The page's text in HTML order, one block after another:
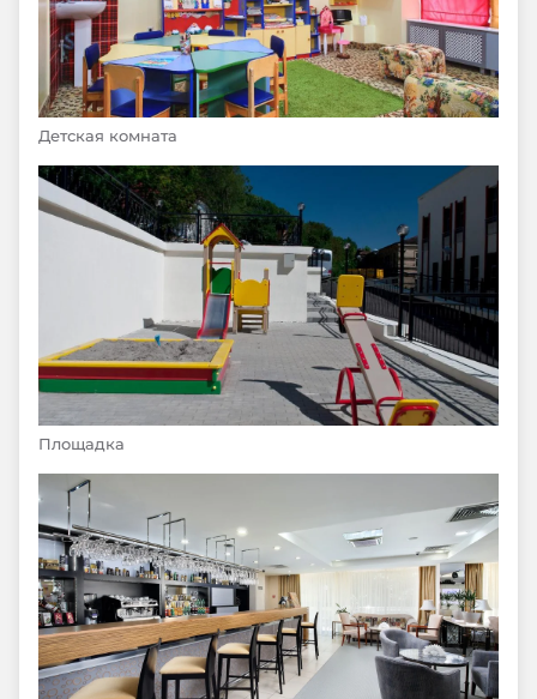
Детская комната
Площадка